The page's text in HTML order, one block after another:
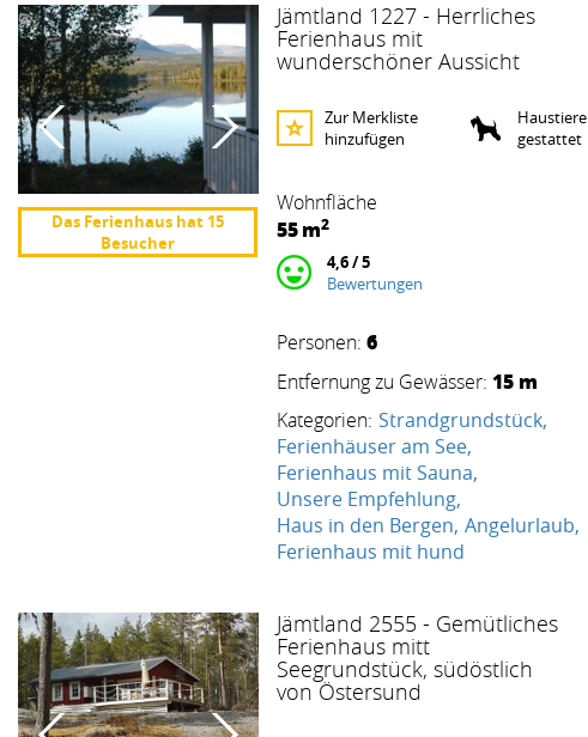
Jämtland 1227 - Herrliches
Ferienhaus mit
wunderschöner Aussicht
Das Ferienhaus hat 15
Besucher
Zur Merkliste
hinzufügen
Haustiere
gestattet
Wohnfläche
55m2
4,6 / 5
Bewertungen
Personen: 6
Entfernung zu Gewässer: 15 m
Kategorien: Strandgrundstück
Ferienhäuser am See
Ferienhaus mit Sauna
Unsere Empfehlung
Haus in den Bergen Angelurlaub
Ferienhaus mit hund
Jämtland 2555 - Gemütliches
Ferienhaus mitt
Seegrundstück, südöstlich
von Östersund